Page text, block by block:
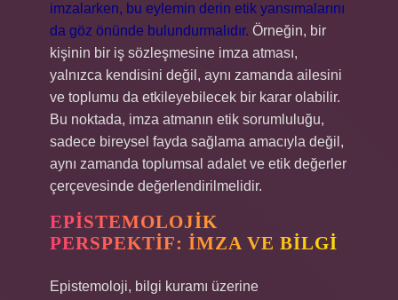
imzalarken, bu eylemin derin etik yansımalarını
da göz önünde bulundurmalıdır. Örneğin, bir
kişinin bir iş sözleşmesine imza atması,
yalnızca kendisini değil, aynı zamanda ailesini
ve toplumu da etkileyebilecek bir karar olabilir.
Bu noktada, imza atmanın etik sorumluluğu,
sadece bireysel fayda sağlama amacıyla değil,
aynı zamanda toplumsal adalet ve etik değerler
çerçevesinde değerlendirilmelidir.
EPISTEMOLOJIK
PERSPEKTIF: İMZA VE BILGI
Epistemoloji, bilgi kuramı üzerine